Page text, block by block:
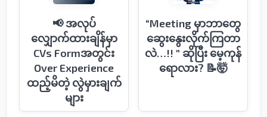
📢 အလုပ်
လျှောက်ထားချိန်မှာ
CVs Formအတွင်း
Over Experience
ထည့်မိတဲ့ လွဲမှားချက်
များ
“Meeting မှာဘာတွေ
ဆွေးနွေးလိုက်ကြတာ
လဲ…!! " ဆိုပြီး မေ့ကုန်
ရောလား? 📝🤯